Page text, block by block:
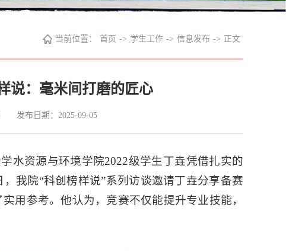
当前位置： 首页 -> 学生工作 -> 信息发布 -> 正文
说：毫米间打磨的匠心
发布日期：2025-09-05
水资源与环境学院2022级学生丁垚凭借扎实的
我院“科创榜样说”系列访谈邀请丁垚分享备赛
用参考。他认为，竞赛不仅能提升专业技能，